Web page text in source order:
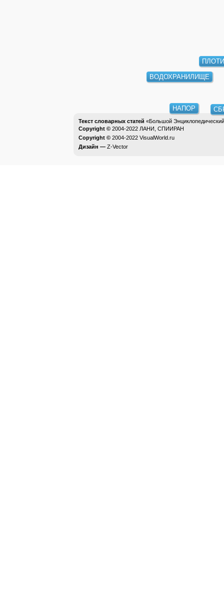
НАПОР
ВОДОХРАНИЛИЩЕ
Текст словарных статей «Большой
Copyright © 2004-2022 ЛАНИ, СПИИРАН
Copyright © 2004-2022 VisualWorld.ru
Дизайн — Z-Vector